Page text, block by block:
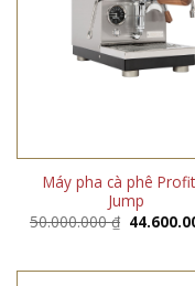
Máy pha cà phê
Jump
50.000.000₫ Giá
gốc